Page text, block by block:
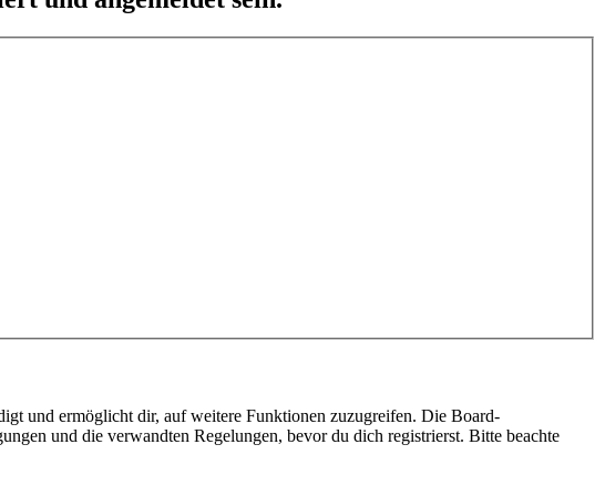
und ermöglicht dir, auf weitere Funktionen zuzugreifen. Die Board-
und die verwandten Regelungen, bevor du dich registrierst. Bitte beachte